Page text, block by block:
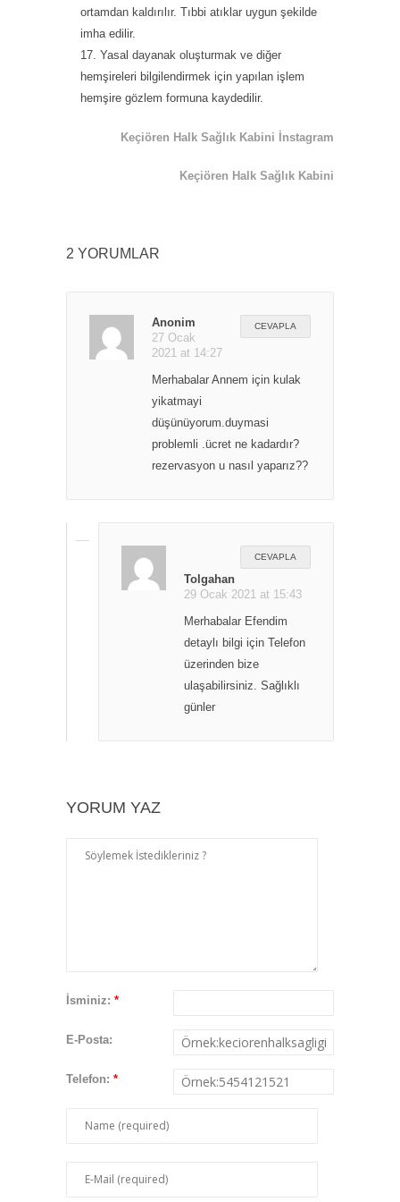
ortamdan kaldırılır. Tıbbi atıklar uygun şekilde
imha edilir.
Yasal dayanak oluşturmak ve diğer
hemşireleri bilgilendirmek için yapılan işlem
hemşire gözlem formuna kaydedilir.
Keçiören Halk Sağlık Kabini İnstagram
Keçiören Halk Sağlık Kabini
2 YORUMLAR
CEVAPLA
Anonim
27 Ocak
2021 at 14:27
Merhabalar Annem için kulak
yikatmayi
düşünüyorum.duymasi
problemli .ücret ne kadardır?
rezervasyon u nasıl yaparız??
CEVAPLA
Tolgahan
29 Ocak 2021 at 15:43
Merhabalar Efendim
detaylı bilgi için Telefon
üzerinden bize
ulaşabilirsiniz. Sağlıklı
günler
YORUM YAZ
İsminiz: *
E-Posta:
Telefon: *